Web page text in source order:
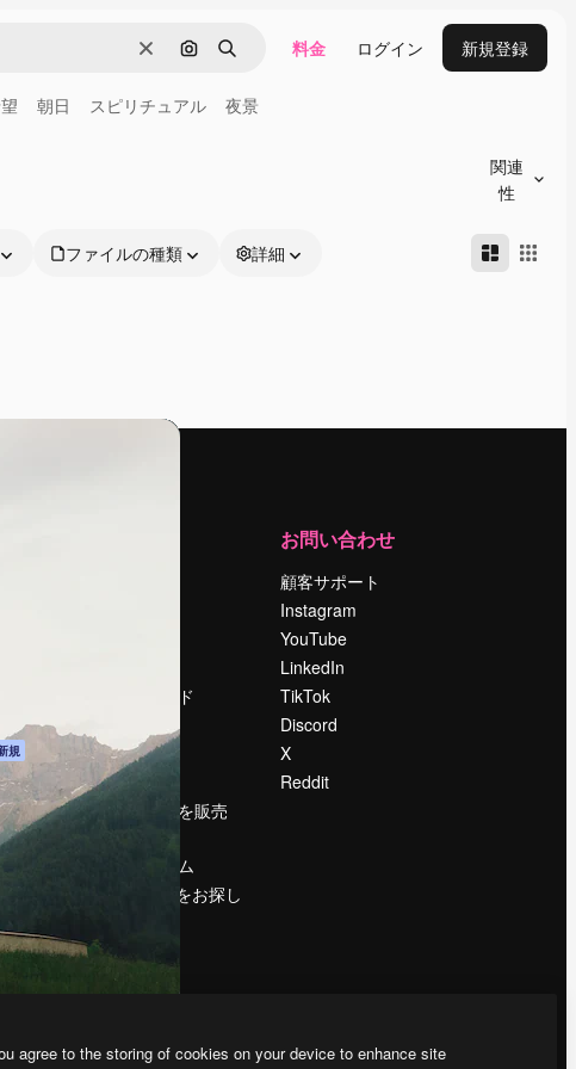
消去 画像で検索
検索 料金 ログイン 新規登録
朝日 スピリチュアル 夜景
関連
性
ファイルの種類 詳細
規
ー
ター
ト
検索トレンド
イベント
Slidesgo
コンテンツを販売
プレスルーム
magnific.aiをお探し
お問い合わせ
顧客サポート
Instagram
YouTube
LinkedIn
TikTok
Discord
X
Reddit
agree to the storing of cookies on your device to enhance site